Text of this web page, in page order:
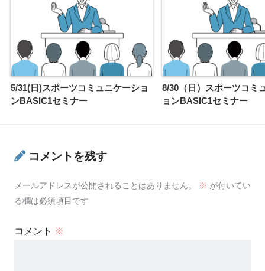
5/31(日)スポーツコミュニケーショ
ンBASIC1セミナー
8/30（日）スポーツコミ
ョンBASIC1セミナー
コメントを残す
メールアドレスが公開されることはありません。 ※ が付いてい
る欄は必須項目です
コメント ※